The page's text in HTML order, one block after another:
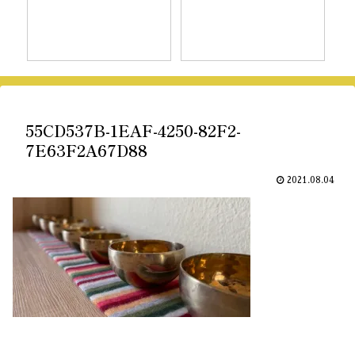
55CD537B-1EAF-4250-82F2-
7E63F2A67D88
2021.08.04